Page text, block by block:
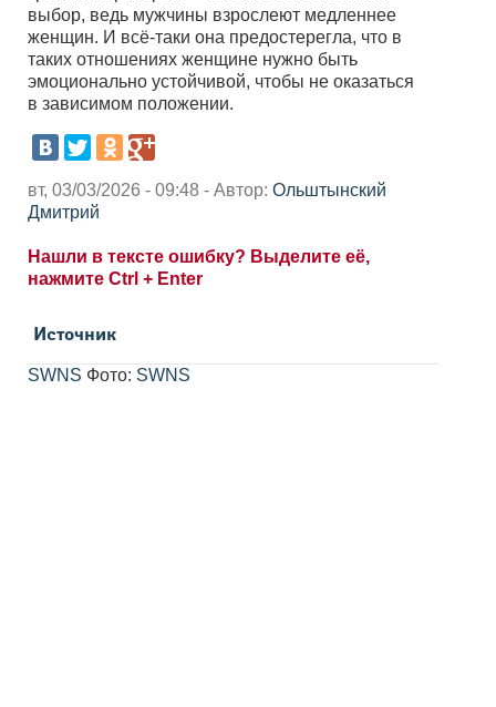
выбор, ведь мужчины взрослеют медленнее
женщин. И всё-таки она предостерегла, что в
таких отношениях женщине нужно быть
эмоционально устойчивой, чтобы не оказаться
в зависимом положении.
вт, 03/03/2026 - 09:48 - Автор: Ольштынский
Дмитрий
Нашли в тексте ошибку? Выделите её,
нажмите Ctrl + Enter
Источник
SWNS Фото: SWNS